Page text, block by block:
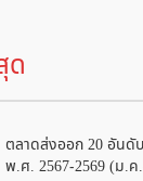
ด
ตลาดส่งออก 20 อันดั
พ.ศ. 2567-2569 (ม.ค